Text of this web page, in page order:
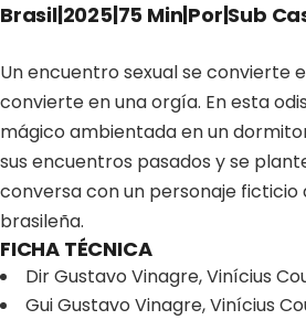
Brasil|2025|75 Min|Por|Sub
Un encuentro sexual se convierte
convierte en una orgía. En esta
mágico ambientada en un
sus encuentros pasados y se
conversa con un personaje
brasileña.
FICHA TÉCNICA
DirGustavo Vinagre, Vinícius
GuiGustavo Vinagre, Vinícius